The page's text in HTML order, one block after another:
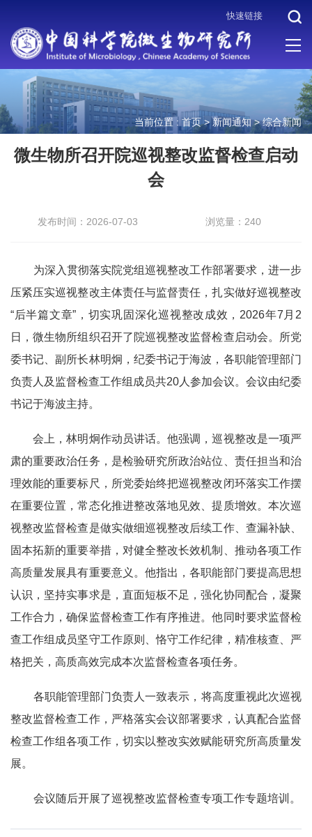
快速链接
当前位置 : 首页>新闻通知>综合新闻
微生物所召开院巡视整改监督检查启动
会
发布时间：2026-07-03 浏览量：240
为深入贯彻落实院党组巡视整改工作部署要求，进一步
压紧压实巡视整改主体责任与监督责任，扎实做好巡视整改
“后半篇文章”，切实巩固深化巡视整改成效，2026年7月2
日，微生物所组织召开了院巡视整改监督检查启动会。所党
委书记、副所长林明炯，纪委书记于海波，各职能管理部门
负责人及监督检查工作组成员共20人参加会议。会议由纪委
书记于海波主持。
会上，林明炯作动员讲话。他强调，巡视整改是一项严
肃的重要政治任务，是检验研究所政治站位、责任担当和治
理效能的重要标尺，所党委始终把巡视整改闭环落实工作摆
在重要位置，常态化推进整改落地见效、提质增效。本次巡
视整改监督检查是做实做细巡视整改后续工作、查漏补缺、
固本拓新的重要举措，对健全整改长效机制、推动各项工作
高质量发展具有重要意义。他指出，各职能部门要提高思想
认识，坚持实事求是，直面短板不足，强化协同配合，凝聚
工作合力，确保监督检查工作有序推进。他同时要求监督检
查工作组成员坚守工作原则、恪守工作纪律，精准核查、严
格把关，高质高效完成本次监督检查各项任务。
各职能管理部门负责人一致表示，将高度重视此次巡视
整改监督检查工作，严格落实会议部署要求，认真配合监督
检查工作组各项工作，切实以整改实效赋能研究所高质量发
展。
会议随后开展了巡视整改监督检查专项工作专题培训。